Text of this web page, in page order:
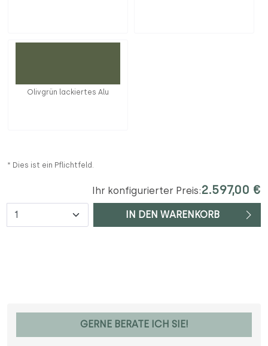
Olivgrün lackiertes Alu
* Dies ist ein Pflichtfeld.
Ihr konfigurierter Preis:2.597,00 €
Anzahl IN DEN WARENKORB
GERNE BERATE ICH SIE!